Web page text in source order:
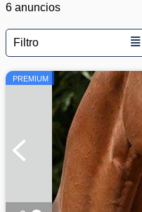
6 anuncios
Filtro ≣
PREMIUM